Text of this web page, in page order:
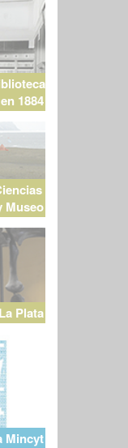
1884
Museo
Plata
Mincyt